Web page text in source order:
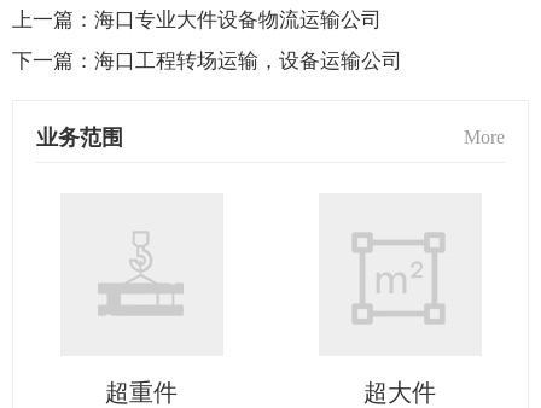
上一篇： 海口专业大件设备物流运输公司
下一篇： 海口工程转场运输，设备运输公司
业务范围 More
超重件 超大件